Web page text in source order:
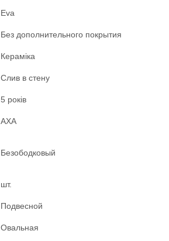
Eva
Без дополнительного покрытия
Кераміка
Слив в стену
5 років
AXA
Безободковый
шт.
Подвесной
Овальная